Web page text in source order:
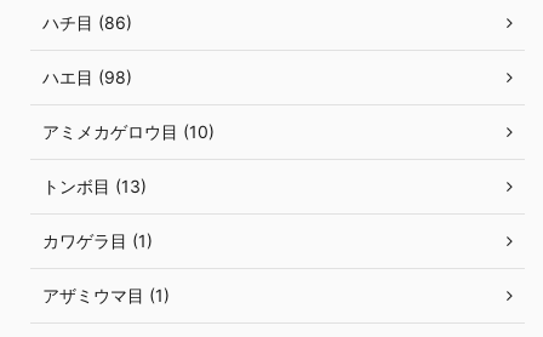
ハチ目 (86)
ハエ目 (98)
アミメカゲロウ目 (10)
トンボ目 (13)
カワゲラ目 (1)
アザミウマ目 (1)